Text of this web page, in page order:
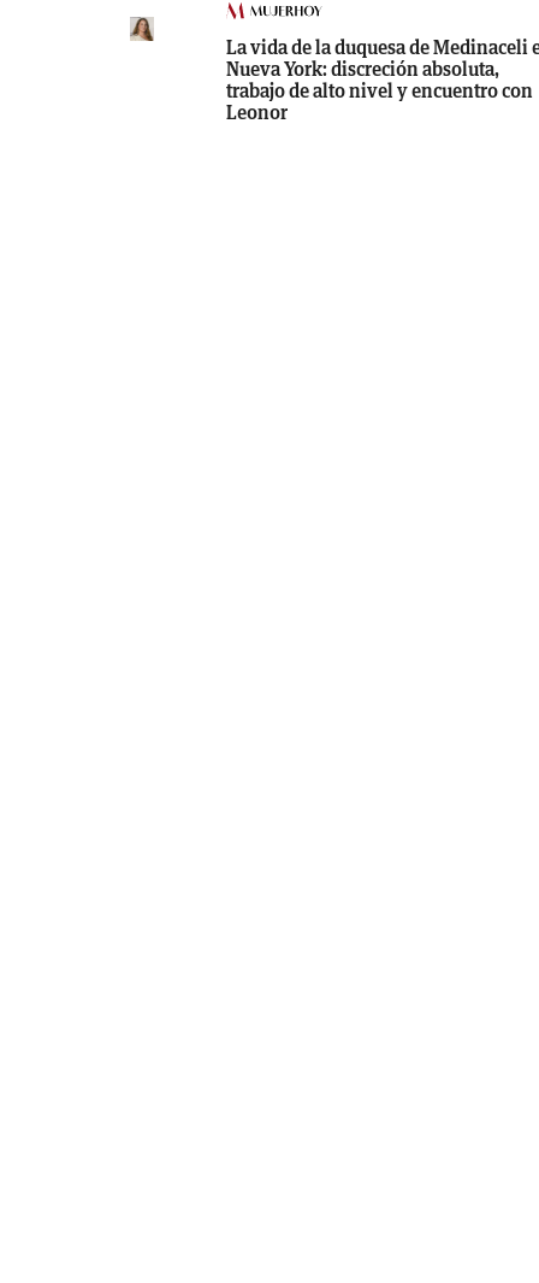
La vida de la duquesa de Medinaceli
Nueva York: discreción absoluta,
trabajo de alto nivel y encuentro con
Leonor